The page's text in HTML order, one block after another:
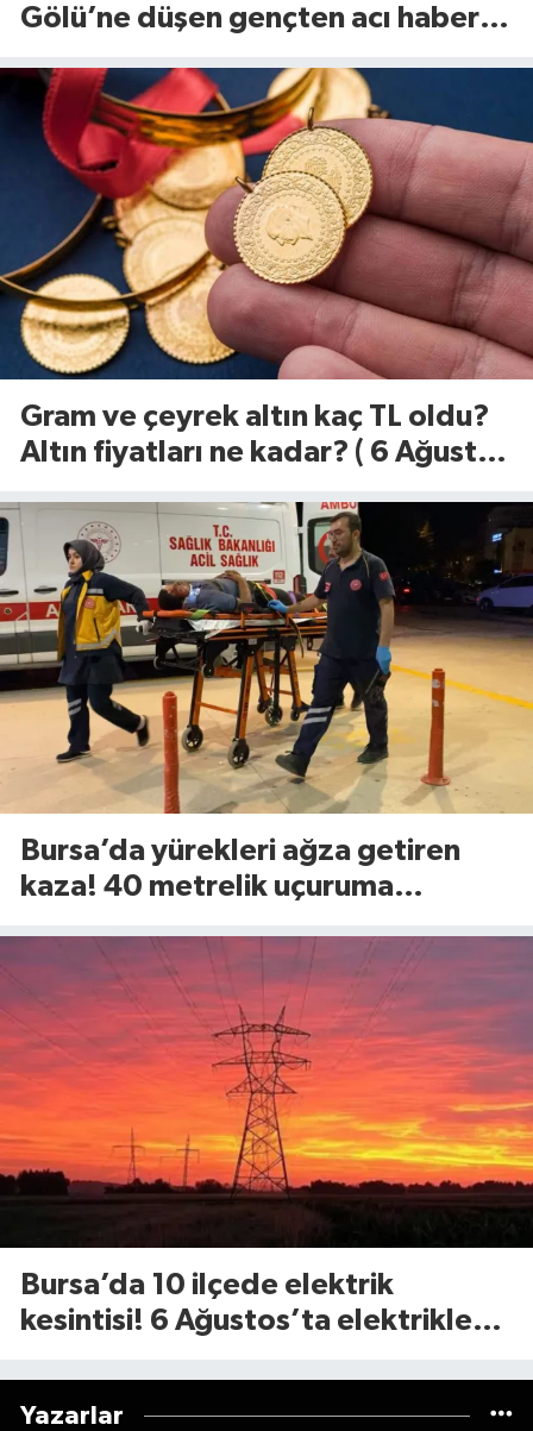
Gölü’ne düşen gençten acı haber
Gram ve çeyrek altın kaç TL oldu?
Altın fiyatları ne kadar? ( 6 Ağustos
Bursa’da yürekleri ağza getiren
kaza! 40 metrelik uçuruma
Bursa’da 10 ilçede elektrik
kesintisi! 6 Ağustos’ta elektrikler
Yazarlar